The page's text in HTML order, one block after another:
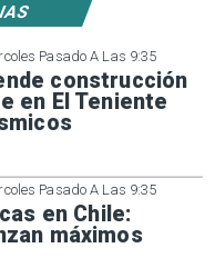
Pasado A Las 9:35
construcción
en El Teniente
Pasado A Las 9:35
en Chile:
máximos